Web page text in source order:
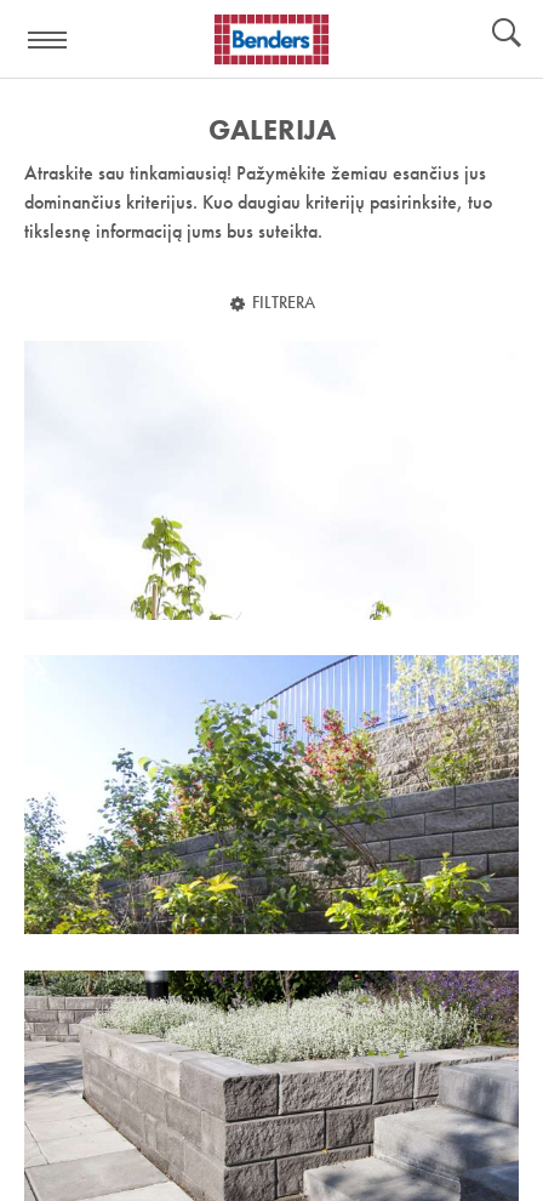
nuoroda:
GALERIJA
Atraskite sau tinkamiausią! Pažymėkite žemiau esančius jus
dominančius kriterijus. Kuo daugiau kriterijų pasirinksite, tuo
tikslesnę informaciją jums bus suteikta.
FILTRERA